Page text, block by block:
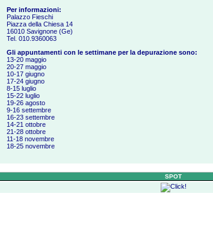
Per informazioni:
Palazzo Fieschi
Piazza della Chiesa 14
16010 Savignone (Ge)
Tel. 010.9360063
Gli appuntamenti con le settimane per la depurazione sono:
13-20 maggio
20-27 maggio
10-17 giugno
17-24 giugno
8-15 luglio
15-22 luglio
19-26 agosto
9-16 settembre
16-23 settembre
14-21 ottobre
21-28 ottobre
11-18 novembre
18-25 novembre
SPOT